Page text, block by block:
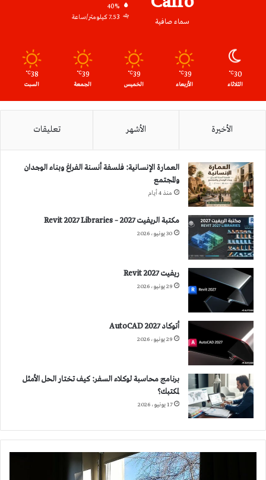
سماء صافية
40%
7.53 كيلومتر/ساعة
30
℃
الثلاثاء
39
℃
الأربعاء
39
℃
الخميس
39
℃
الجمعة
38
℃
السبت
الأخيرة الأشهر تعليقات
العمارة الإنسانية: فلسفة أنسنة الفراغ وبناء الوجدان
والمجتمع
منذ 4 أيام
مكتبة الريفيت 2027 – Revit 2027 Libraries
30 يونيو، 2026
ريفيت 2027 Revit
29 يونيو، 2026
أتوكاد 2027 AutoCAD
29 يونيو، 2026
برنامج محاسبة لوكلاء السفر: كيف تختار الحل الأمثل
لمكتبك؟
17 يونيو، 2026